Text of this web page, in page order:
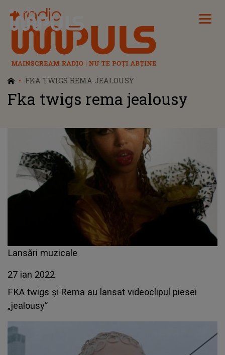
Radio Impuls
FKA TWIGS REMA JEALOUSY
Fka twigs rema jealousy
Lansări muzicale
27 ian 2022
FKA twigs și Rema au lansat videoclipul piesei
„jealousy”